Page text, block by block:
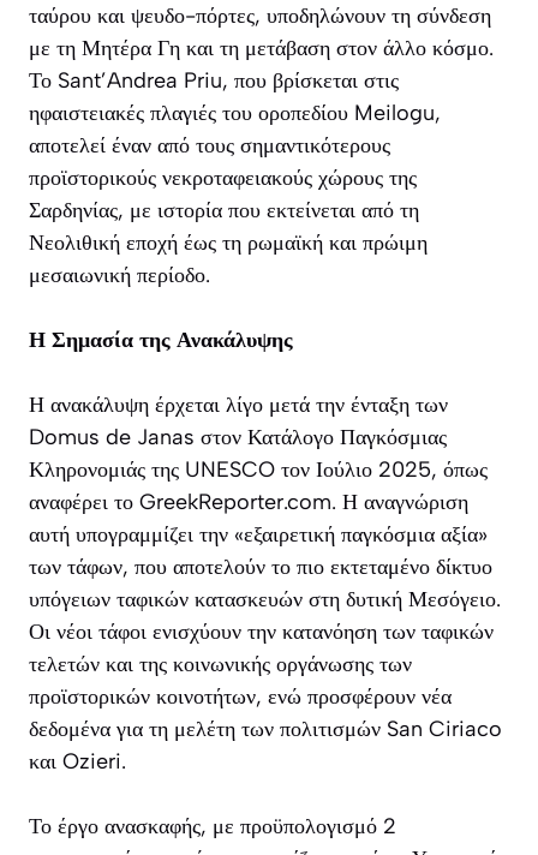
ταύρου και ψευδο-πόρτες, υποδηλώνουν τη σύνδεση
με τη Μητέρα Γη και τη μετάβαση στον άλλο κόσμο.
Το Sant’Andrea Priu, που βρίσκεται στις
ηφαιστειακές πλαγιές του οροπεδίου Meilogu,
αποτελεί έναν από τους σημαντικότερους
προϊστορικούς νεκροταφειακούς χώρους της
Σαρδηνίας, με ιστορία που εκτείνεται από τη
Νεολιθική εποχή έως τη ρωμαϊκή και πρώιμη
μεσαιωνική περίοδο.
Η Σημασία της Ανακάλυψης
Η ανακάλυψη έρχεται λίγο μετά την ένταξη των
Domus de Janas στον Κατάλογο Παγκόσμιας
Κληρονομιάς της UNESCO τον Ιούλιο 2025, όπως
αναφέρει το GreekReporter.com. Η αναγνώριση
αυτή υπογραμμίζει την «εξαιρετική παγκόσμια αξία»
των τάφων, που αποτελούν το πιο εκτεταμένο δίκτυο
υπόγειων ταφικών κατασκευών στη δυτική Μεσόγειο.
Οι νέοι τάφοι ενισχύουν την κατανόηση των ταφικών
τελετών και της κοινωνικής οργάνωσης των
προϊστορικών κοινοτήτων, ενώ προσφέρουν νέα
δεδομένα για τη μελέτη των πολιτισμών San Ciriaco
και Ozieri.
Το έργο ανασκαφής, με προϋπολογισμό 2